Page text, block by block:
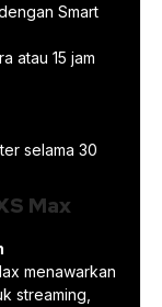
Smart
atau 15 jam
selama 30
Max
menawarkan
streaming,